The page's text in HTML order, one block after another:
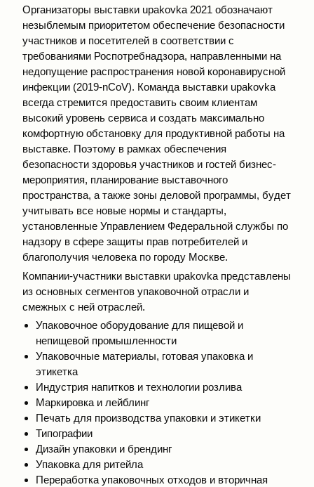
Организаторы выставки upakovka 2021 обозначают
незыблемым приоритетом обеспечение безопасности
участников и посетителей в соответствии с
требованиями Роспотребнадзора, направленными на
недопущение распространения новой коронавирусной
инфекции (2019-nCoV). Команда выставки upakovka
всегда стремится предоставить своим клиентам
высокий уровень сервиса и создать максимально
комфортную обстановку для продуктивной работы на
выставке. Поэтому в рамках обеспечения
безопасности здоровья участников и гостей бизнес-
мероприятия, планирование выставочного
пространства, а также зоны деловой программы, будет
учитывать все новые нормы и стандарты,
установленные Управлением Федеральной службы по
надзору в сфере защиты прав потребителей и
благополучия человека по городу Москве.
Компании-участники выставки upakovka представлены
из основных сегментов упаковочной отрасли и
смежных с ней отраслей.
Упаковочное оборудование для пищевой и
непищевой промышленности
Упаковочные материалы, готовая упаковка и
этикетка
Индустрия напитков и технологии розлива
Маркировка и лейблинг
Печать для производства упаковки и этикетки
Типографии
Дизайн упаковки и брендинг
Упаковка для ритейла
Переработка упаковочных отходов и вторичная